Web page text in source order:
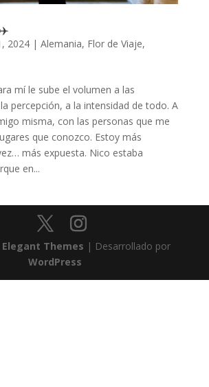
2024| Alemania, Flor de Viaje,
mí le sube el volumen a las
percepción, a la intensidad de todo. A
misma, con las personas que me
que conozco. Estoy más
más expuesta. Nico estaba
en...
Elegant Themes | Desarrollado por
WordPress